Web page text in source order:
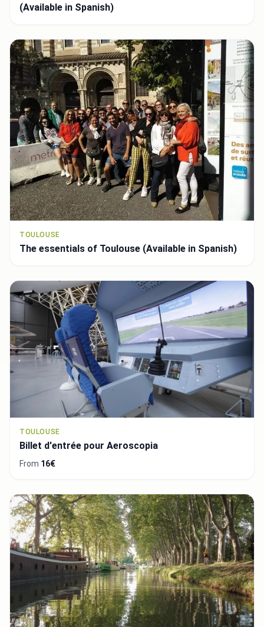
(Available in Spanish)
TOULOUSE
The essentials of Toulouse (Available in Spanish)
TOULOUSE
Billet d'entrée pour Aeroscopia
From 16€